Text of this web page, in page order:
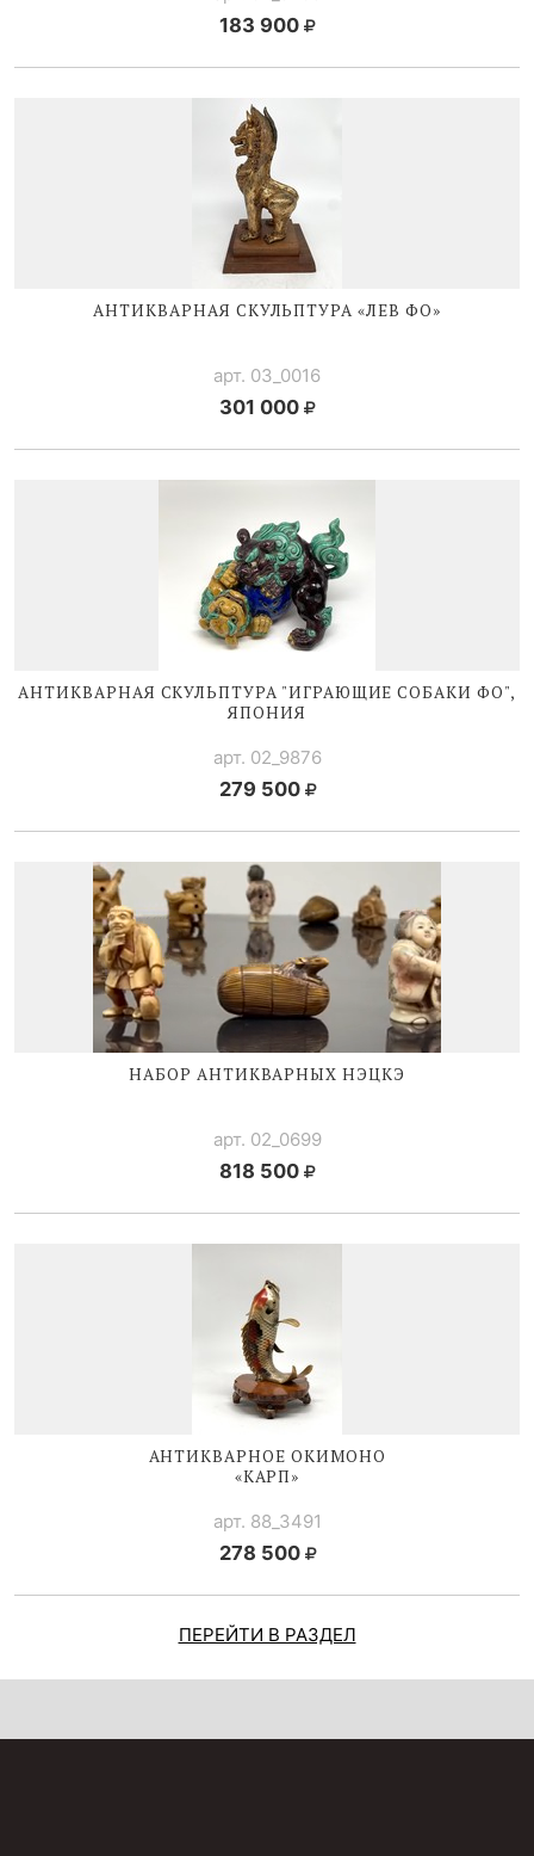
183 900
АНТИКВАРНАЯ СКУЛЬПТУРА «ЛЕВ ФО»
арт. 03_0016
301 000
АНТИКВАРНАЯ СКУЛЬПТУРА "ИГРАЮЩИЕ СОБАКИ ФО",
ЯПОНИЯ
арт. 02_9876
279 500
НАБОР АНТИКВАРНЫХ НЭЦКЭ
арт. 02_0699
818 500
АНТИКВАРНОЕ ОКИМОНО
«КАРП»
арт. 88_3491
278 500
ПЕРЕЙТИ В РАЗДЕЛ